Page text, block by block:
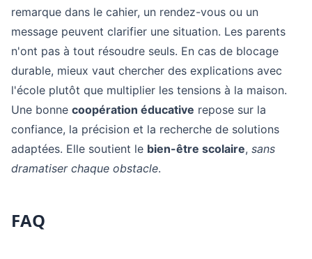
remarque dans le cahier, un rendez-vous ou un
message peuvent clarifier une situation. Les parents
n'ont pas à tout résoudre seuls. En cas de blocage
durable, mieux vaut chercher des explications avec
l'école plutôt que multiplier les tensions à la maison.
Une bonne coopération éducative repose sur la
confiance, la précision et la recherche de solutions
adaptées. Elle soutient le bien-être scolaire, sans
dramatiser chaque obstacle.
FAQ